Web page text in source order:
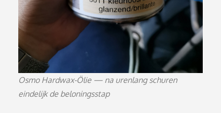
Osmo Hardwax-Ölie — na urenlang schuren
eindelijk de beloningsstap